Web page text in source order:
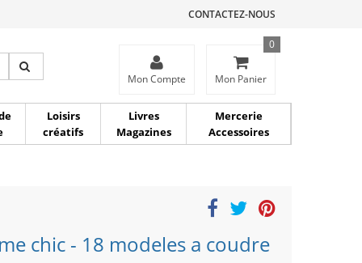
CONTACTEZ-NOUS
Mon Compte Mon Panier
0
Loisirs
créatifs
Livres
Magazines
Mercerie
Accessoires
chic - 18 modeles a coudre